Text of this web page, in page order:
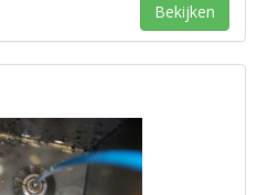
Bekijken